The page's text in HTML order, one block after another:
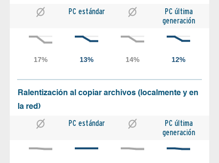
PC estándar
PC última
generación
Ralentización al copiar archivos (localmente y en
la red)
PC estándar
PC última
generación